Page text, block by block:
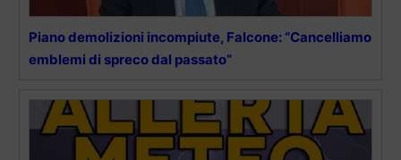
Piano demolizioni incompiute, Falcone: “Cancelliamo
emblemi di spreco dal passato”